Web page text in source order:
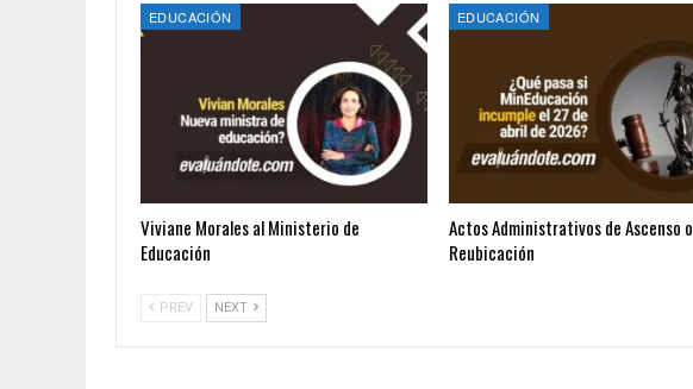
EDUCACIÓN
Viviane Morales al Ministerio de
Educación
EDUCACIÓN
Actos Administrativos de Ascenso o
Reubicación
PREV NEXT